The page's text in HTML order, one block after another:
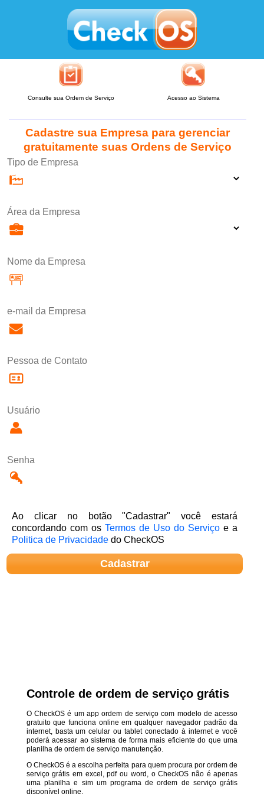
Consulte sua Ordem de Serviço Acesso ao Sistema
Cadastre sua Empresa para gerenciar
gratuitamente suas Ordens de Serviço
Tipo de Empresa
Área da Empresa
Nome da Empresa
e-mail da Empresa
Pessoa de Contato
Usuário
Senha
Ao clicar no botão "Cadastrar" você estará
concordando com osTermos de Uso do Serviço e a
Politica de Privacidade do CheckOS
Controle de ordem de serviço grátis
O CheckOS é um app ordem de serviço com modelo de acesso
gratuito que funciona online em qualquer navegador padrão da
internet, basta um celular ou tablet conectado à internet e você
poderá acessar ao sistema de forma mais eficiente do que uma
planilha de ordem de serviço manutenção.
O CheckOS é a escolha perfeita para quem procura por ordem de
serviço grátis em excel, pdf ou word, o CheckOS não é apenas
uma planilha e sim um programa de ordem de serviço grátis
disponível online.